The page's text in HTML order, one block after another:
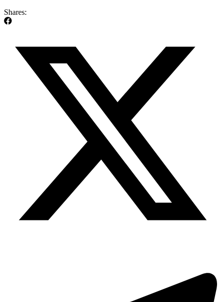
Shares: